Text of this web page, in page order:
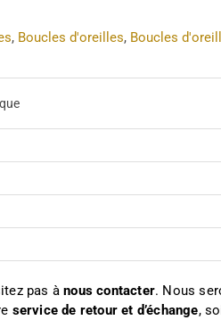
, Boucles d'oreilles, Boucles
pas ànous contacter. Nous
service de retour et d’échange,